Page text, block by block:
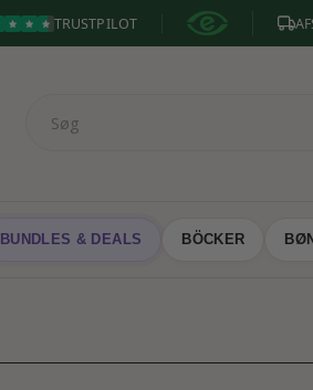
TRUSTPILOT
BUNDLES & DEALS BÖCKER